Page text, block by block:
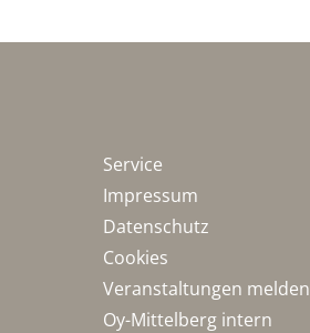
Service
Impressum
Datenschutz
Cookies
Veranstaltungen melden
Oy-Mittelberg intern